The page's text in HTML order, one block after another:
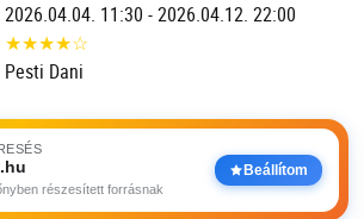
2026.04.04. 11:30 - 2026.04.12. 22:00
★★★★☆
Pesti Dani
részesített forrásnak
Beállítom